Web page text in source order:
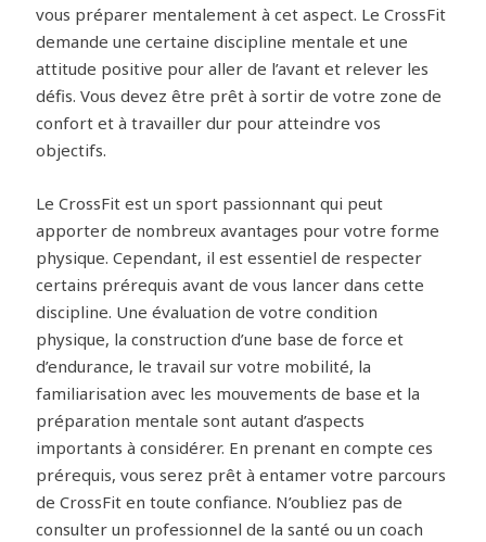
vous préparer mentalement à cet aspect. Le CrossFit
demande une certaine discipline mentale et une
attitude positive pour aller de l’avant et relever les
défis. Vous devez être prêt à sortir de votre zone de
confort et à travailler dur pour atteindre vos
objectifs.
Le CrossFit est un sport passionnant qui peut
apporter de nombreux avantages pour votre forme
physique. Cependant, il est essentiel de respecter
certains prérequis avant de vous lancer dans cette
discipline. Une évaluation de votre condition
physique, la construction d’une base de force et
d’endurance, le travail sur votre mobilité, la
familiarisation avec les mouvements de base et la
préparation mentale sont autant d’aspects
importants à considérer. En prenant en compte ces
prérequis, vous serez prêt à entamer votre parcours
de CrossFit en toute confiance. N’oubliez pas de
consulter un professionnel de la santé ou un coach